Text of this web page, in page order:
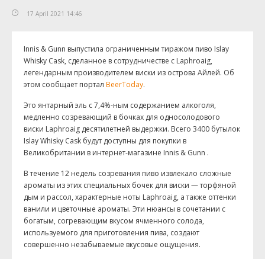
17 April 2021 14:46
Innis & Gunn выпустила ограниченным тиражом пиво Islay
Whisky Cask, сделанное в сотрудничестве с Laphroaig,
легендарным производителем виски из острова Айлей. Об
этом сообщает портал BeerToday.
Это янтарный эль с 7,4%-ным содержанием алкоголя,
медленно созревающий в бочках для односолодового
виски Laphroaig десятилетней выдержки. Всего 3400 бутылок
Islay Whisky Cask будут доступны для покупки в
Великобритании в интернет-магазине Innis & Gunn .
В течение 12 недель созревания пиво извлекало сложные
ароматы из этих специальных бочек для виски — торфяной
дым и рассол, характерные ноты Laphroaig, а также оттенки
ванили и цветочные ароматы. Эти нюансы в сочетании с
богатым, согревающим вкусом ячменного солода,
используемого для приготовления пива, создают
совершенно незабываемые вкусовые ощущения.